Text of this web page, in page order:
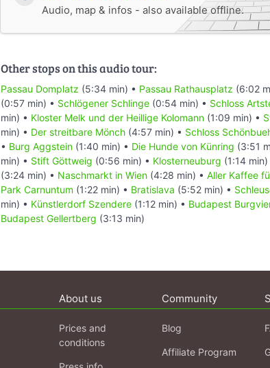
Audio, map & infos - also available offline.
Other stops on this audio tour:
Passau Domplatz (5:34 min) • Passau Rathausplatz (6:02
(0:57 min) • Schlögener Schlinge (0:54 min) • Schloss
min) • Kloster Melk und der Heillige Kolomann (1:09 min) •
min) • Der streitbare Mönch (4:57 min) • Schloss
• Burg Aggstein (1:40 min) • Die Hunde von Künring (3:51
min) • Stift Göttweig (0:56 min) • Klosterneuburg (1:14 min)
(3:24 min) • Naschmarkt in Wien (4:28 min) • Aller Kaffee
Park Carnuntum (1:22 min) • Bratislava (5:52 min) •
min) • Künstlerdorf Szendere (1:12 min) • Budapest
Budapest Gellertberg (3:13 min)
About us
Prices and
conditions
Community
Blog
Affiliate Program